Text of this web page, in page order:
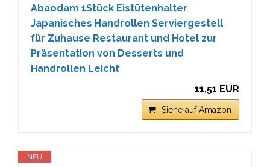
Abaodam 1Stück Eistütenhalter
Japanisches Handrollen Serviergestell
für Zuhause Restaurant und Hotel zur
Präsentation von Desserts und
Handrollen Leicht
11,51 EUR
Siehe auf Amazon
NEU